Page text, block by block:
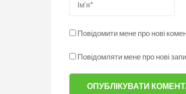
Повідомити мене про нові
Повідомляти мене про нові